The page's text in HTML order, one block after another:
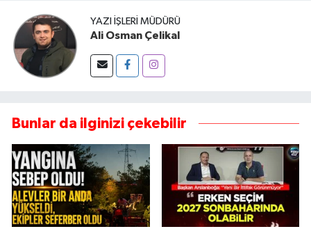
YAZI İŞLERI MÜDÜRÜ
Ali Osman Çelikal
Bunlar da ilginizi çekebilir